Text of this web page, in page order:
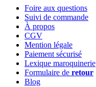
Foire aux questions
Suivi de commande
À propos
CGV
Mention légale
Paiement sécurisé
Lexique maroquinerie
Formulaire de retour
Blog